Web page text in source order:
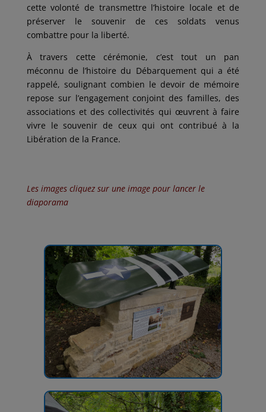
cette volonté de transmettre l’histoire locale et de
préserver le souvenir de ces soldats venus
combattre pour la liberté.
À travers cette cérémonie, c’est tout un pan
méconnu de l’histoire du Débarquement qui a été
rappelé, soulignant combien le devoir de mémoire
repose sur l’engagement conjoint des familles, des
associations et des collectivités qui œuvrent à faire
vivre le souvenir de ceux qui ont contribué à la
Libération de la France.
Les images cliquez sur une image pour lancer le
diaporama